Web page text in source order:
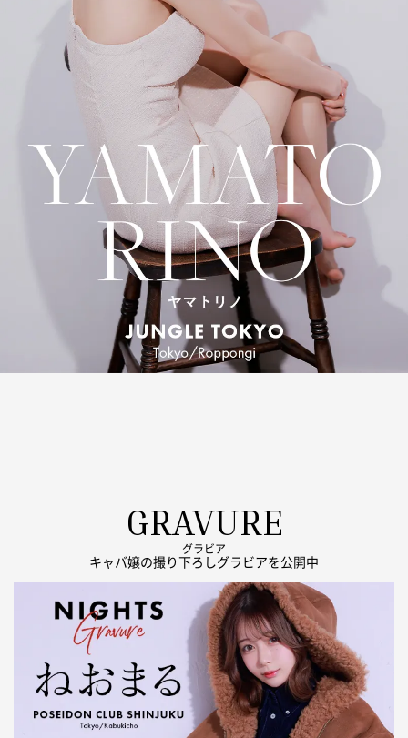
GRAVURE
グラビア
キャバ嬢の撮り下ろしグラビアを公開中